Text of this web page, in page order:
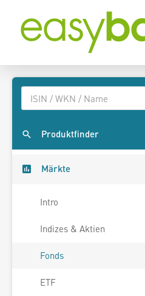
Produktfinder
Märkte
Intro
Indizes & Aktien
Fonds
ETF